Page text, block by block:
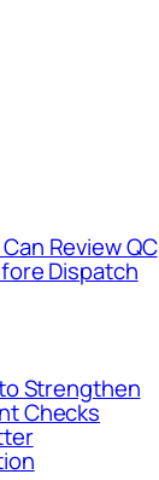
Review QC
Dispatch
Strengthen
Checks